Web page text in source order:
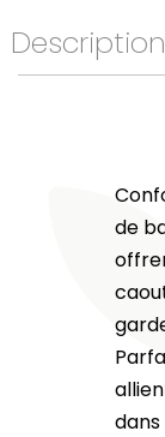
Description
de
dans